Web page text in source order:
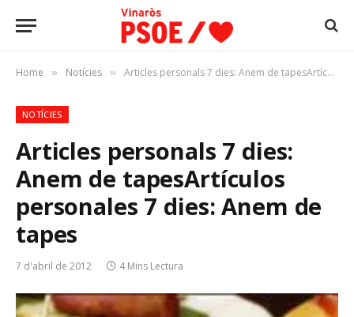
Home » Notícies » Articles personals 7 dies: Anem de tapesArtículos personales 7 dies: Anem de tapes
NOTÍCIES
Articles personals 7 dies:
Anem de tapesArtículos
personales 7 dies: Anem de
tapes
7 d'abril de 2012 4 Mins Lectura